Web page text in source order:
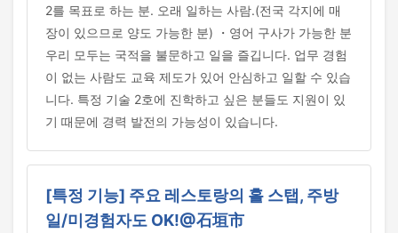
2를 목표로 하는 분. 오래 일하는 사람.(전국 각지에 매
장이 있으므로 양도 가능한 분) ・영어 구사가 가능한 분
우리 모두는 국적을 불문하고 일을 즐깁니다. 업무 경험
이 없는 사람도 교육 제도가 있어 안심하고 일할 수 있습
니다. 특정 기술 2호에 진학하고 싶은 분들도 지원이 있
기 때문에 경력 발전의 가능성이 있습니다.
[특정 기능] 주요 레스토랑의 홀 스탭, 주방
일/미경험자도 OK!@石垣市